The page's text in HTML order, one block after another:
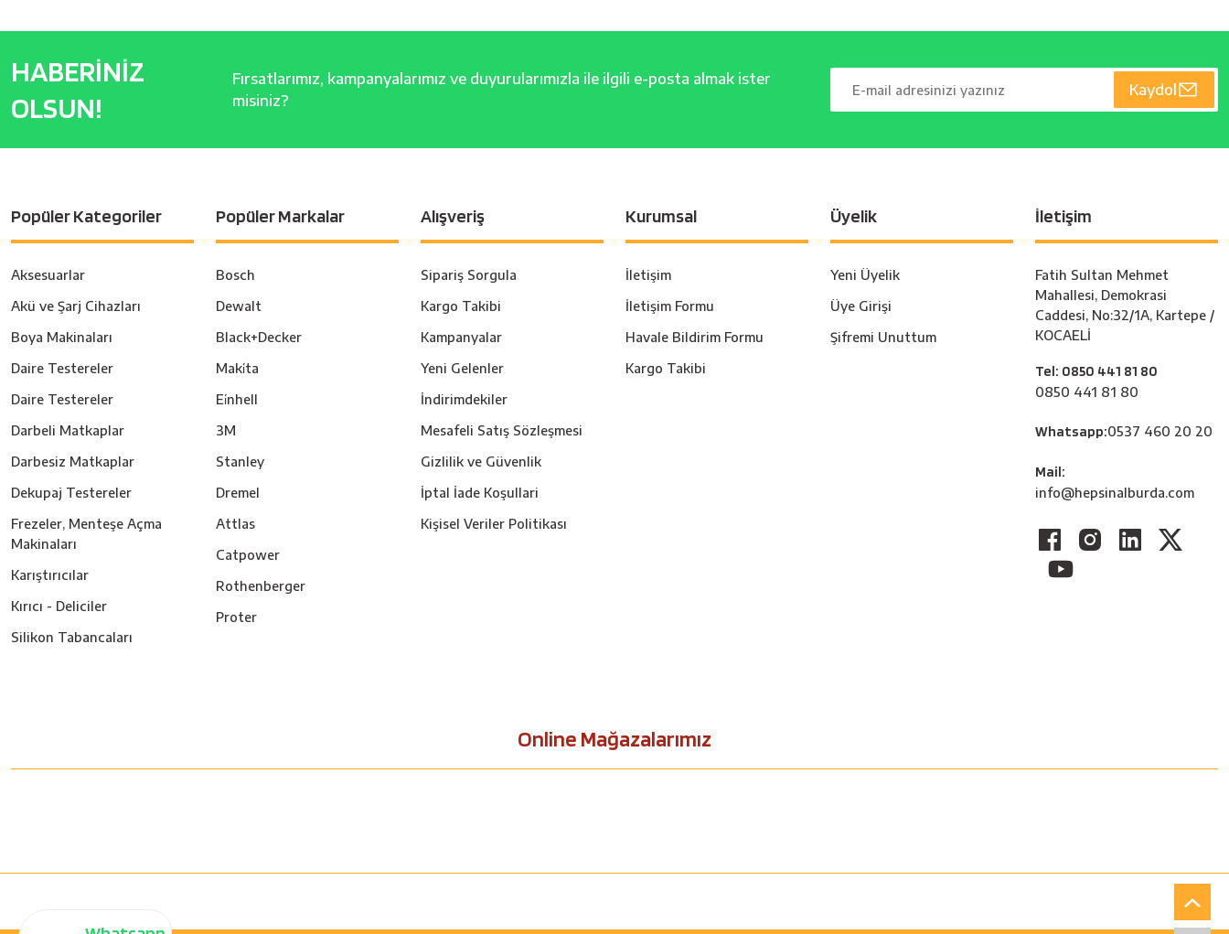
HABERİNİZ
OLSUN!
Fırsatlarımız, kampanyalarımız ve duyurularımızla ile ilgili e-posta almak ister
misiniz?
Kaydol
Popüler Kategoriler
Aksesuarlar
Akü ve Şarj Cihazları
Boya Makinaları
Daire Testereler
Daire Testereler
Darbeli Matkaplar
Darbesiz Matkaplar
Dekupaj Testereler
Frezeler, Menteşe Açma
Makinaları
Karıştırıcılar
Kırıcı - Deliciler
Silikon Tabancaları
Popüler Markalar
Bosch
Dewalt
Black+Decker
Maki̇ta
Ei̇nhell
3M
Stanley
Dremel
Attlas
Catpower
Rothenberger
Proter
Alışveriş
Sipariş Sorgula
Kargo Takibi
Kampanyalar
Yeni Gelenler
İndirimdekiler
Mesafeli Satış Sözleşmesi
Gizlilik ve Güvenlik
İptal İade Koşullari
Kişisel Veriler Politikası
Kurumsal
İletişim
İletişim Formu
Havale Bildirim Formu
Kargo Takibi
Üyelik
Yeni Üyelik
Üye Girişi
Şifremi Unuttum
İletişim
Fatih Sultan Mehmet
Mahallesi, Demokrasi
Caddesi, No:32/1A, Kartepe /
KOCAELİ
Tel: 0850 441 81 80
0850 441 81 80
Whatsapp:0537 460 20 20
Mail:
info@hepsinalburda.com
Online Mağazalarımız